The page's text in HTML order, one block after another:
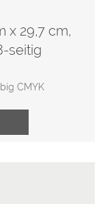
x 29,7 cm,
seitig
CMYK